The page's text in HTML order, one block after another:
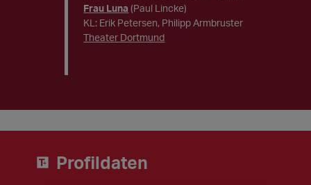
Frau Luna (Paul Lincke)
KL: Erik Petersen, Philipp Armbruster
Theater Dortmund
Profildaten